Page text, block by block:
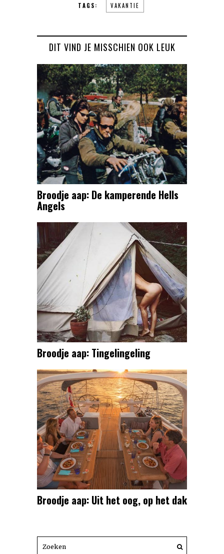
TAGS: VAKANTIE
DIT VIND JE MISSCHIEN OOK LEUK
Broodje aap: De kamperende Hells
Angels
Broodje aap: Tingelingeling
Broodje aap: Uit het oog, op het dak